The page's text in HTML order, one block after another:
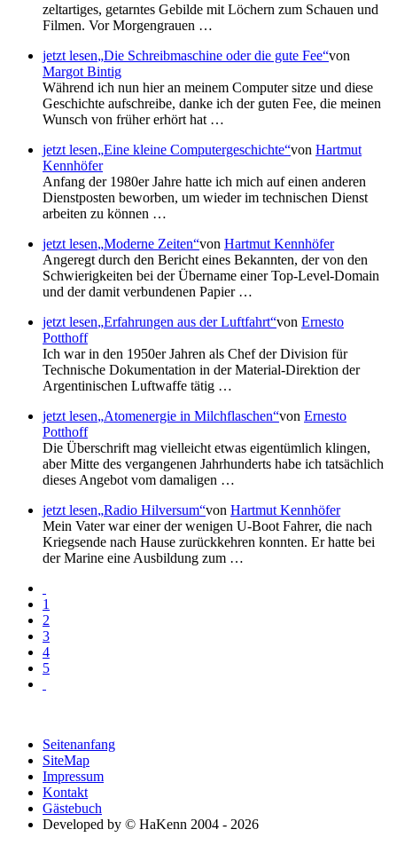
zeltartiges, getarntes Gebilde mit Löchern zum Schauen und
Filmen. Vor Morgengrauen …
jetzt lesen Die Schreibmaschine oder die gute Fee von
Margot Bintig
Während ich nun hier an meinem Computer sitze und diese
Geschichte aufschreibe, danke ich der guten Fee, die meinen
Wunsch von früher erhört hat …
jetzt lesen Eine kleine Computergeschichte von Hartmut
Kennhöfer
Anfang der 1980er Jahre hatte ich mich auf einen anderen
Dienstposten beworben, um wieder im technischen Dienst
arbeiten zu können …
jetzt lesen Moderne Zeiten von Hartmut Kennhöfer
Angeregt durch den Bericht eines Bekannten, der von den
Schwierigkeiten bei der Übername einer Top-Level-Domain
und der damit verbundenen Papier …
jetzt lesen Erfahrungen aus der Luftfahrt von Ernesto
Potthoff
Ich war in den 1950er Jahren als Chef der Division für
Technische Dokumentation in der Material-Direktion der
Argentinischen Luftwaffe tätig …
jetzt lesen Atomenergie in Milchflaschen von Ernesto
Potthoff
Die Überschrift mag vielleicht etwas eigentümlich klingen,
aber Mitte des vergangenen Jahrhunderts habe ich tatsächlich
dieses Angebot vom damaligen …
jetzt lesen Radio Hilversum von Hartmut Kennhöfer
Mein Vater war einer der wenigen U-Boot Fahrer, die nach
Kriegsende nach Hause zurückkehren konnten. Er hatte bei
der Marine eine Ausbildung zum …
1
2
3
4
5
Seitenanfang
SiteMap
Impressum
Kontakt
Gästebuch
Developed by © HaKenn 2004 - 2026